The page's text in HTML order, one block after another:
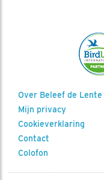
Over Beleef de Lente
Mijn privacy
Cookieverklaring
Contact
Colofon